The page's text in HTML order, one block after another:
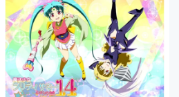
アート・写真
テクノロジー・ガジェット
映像・映画